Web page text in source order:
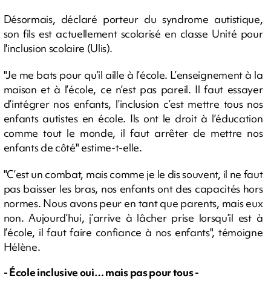
Désormais, déclaré porteur du syndrome autistique,
son fils est actuellement scolarisé en classe Unité pour
l'inclusion scolaire (Ulis).
"Je me bats pour qu’il aille à l’école. L’enseignement à la
maison et à l’école, ce n’est pas pareil. Il faut essayer
d’intégrer nos enfants, l’inclusion c’est mettre tous nos
enfants autistes en école. Ils ont le droit à l’éducation
comme tout le monde, il faut arrêter de mettre nos
enfants de côté" estime-t-elle.
"C’est un combat, mais comme je le dis souvent, il ne faut
pas baisser les bras, nos enfants ont des capacités hors
normes. Nous avons peur en tant que parents, mais eux
non. Aujourd’hui, j’arrive à lâcher prise lorsqu’il est à
l’école, il faut faire confiance à nos enfants", témoigne
Hélène.
- École inclusive oui… mais pas pour tous -